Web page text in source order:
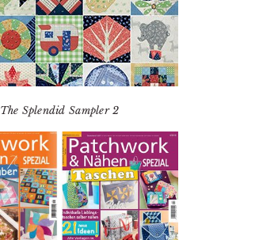
The Splendid Sampler 2